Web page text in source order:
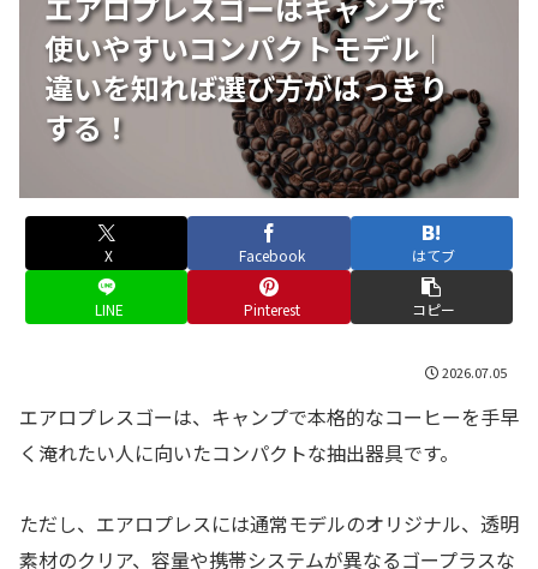
使いやすいコンパクトモデル｜
違いを知れば選び方がはっきり
する！
X Facebook はてブ
LINE Pinterest コピー
2026.07.05
エアロプレスゴーは、キャンプで本格的なコーヒーを手早
く淹れたい人に向いたコンパクトな抽出器具です。
ただし、エアロプレスには通常モデルのオリジナル、透明
素材のクリア、容量や携帯システムが異なるゴープラスな